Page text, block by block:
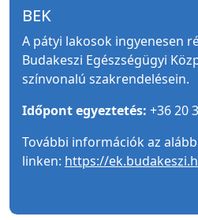
BEK
A pátyi lakosok ingyenesen
Budakeszi Egészségügyi
színvonalú szakrendelésein.
Időpont egyeztetés: +36 20
További információk az
linken: https://